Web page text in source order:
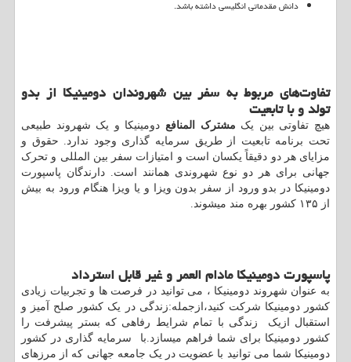
دانش مقدماتی انگلیسی داشته باشد.
تفاوت‌های مربوط به سفر بین شهروندان دومینیکا از بدو
تولد و با تابعیت
هیچ تفاوتی بین یک مشترک المنافع دومینیکا و یک شهروند طبیعی
تحت برنامه تابعیت از طریق سرمایه گذاری وجود ندارد. حقوق و
مزایای هر دو دقیقاً یکسان است و امتیازات سفر بین المللی و تحرک
جهانی برای هر دو نوع شهروندی همانند است. دارندگان پاسپورت
دومینیکا در بدو ورود از سفر بدون ویزا و یا ویزا هنگام ورود به بیش
از ۱۳۵ کشور بهره مند میشوند.
پاسپورت دومینیکا مادام العمر و غیر قابل استرداد
به عنوان شهروند دومینیکا ، می توانید در فرصت ها و تجربیات زیادی
کشور دومینیکا شرکت کنید،ازجمله:زندگی در یک کشور صلح آمیز و
استقبال ازیک زندگی با تمام شرایط رفاهی که بستر پیشرفت را
کشور دومینیکا برای شما فراهم میسازد.با سرمایه گذاری در کشور
دومینیکا شما می توانید با عضویت در یک جامعه جهانی که از مرزهای